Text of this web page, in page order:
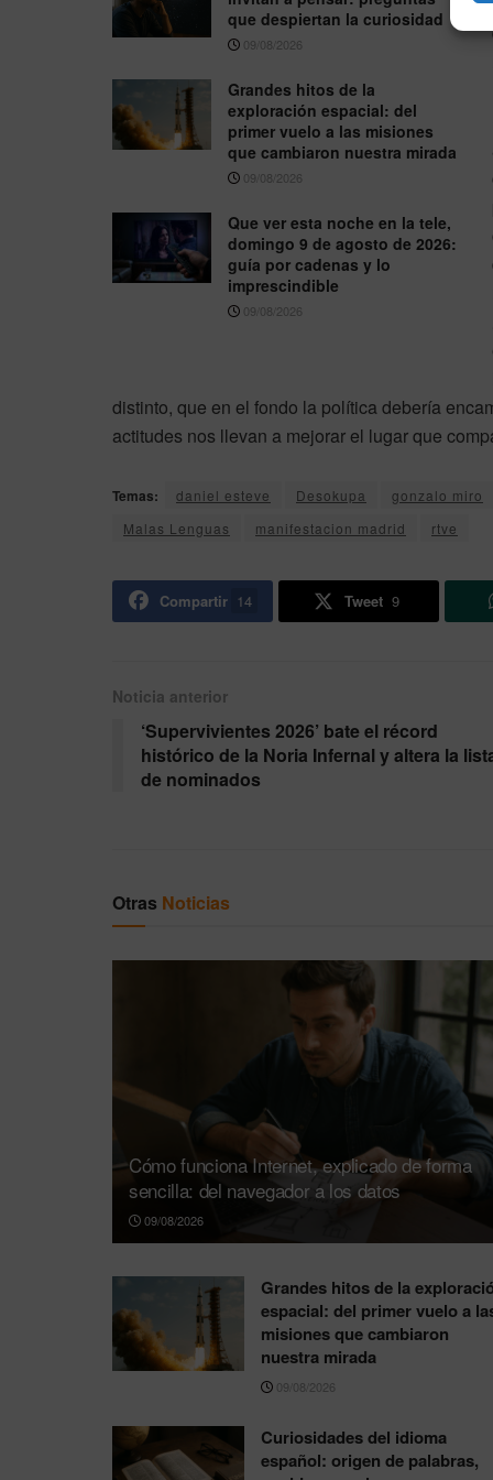
que despiertan la curiosidad
09/08/2026
Grandes hitos de la
exploración espacial: del
primer vuelo a las misiones
que cambiaron nuestra mirada
09/08/2026
Que ver esta noche en la tele,
domingo 9 de agosto de 2026:
guía por cadenas y lo
imprescindible
09/08/2026
distinto, que en el fondo la política debería
actitudes nos llevan a mejorar el lugar que
Temas: daniel esteve Desokupa gonzalo miro
Malas Lenguas
manifestacion madrid rtve
Compartir 14 Tweet 9
Noticia anterior
‘Supervivientes 2026’ bate el récord
histórico de la Noria Infernal y altera la
de nominados
Otras Noticias
Cómo funciona Internet, explicado de forma
sencilla: del navegador a los datos
09/08/2026
Grandes hitos de la
espacial: del primer vuelo a
misiones que cambiaron
nuestra mirada
09/08/2026
Curiosidades del idioma
español: origen de palabras,